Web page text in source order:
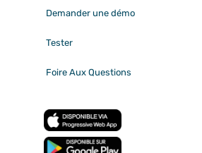
Demander une démo
Tester
Foire Aux Questions